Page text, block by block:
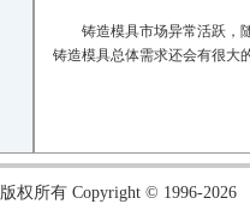
铸造模具市场异常活跃，随
铸造模具总体需求还会有很大
版权所有 Copyright © 1996-2026